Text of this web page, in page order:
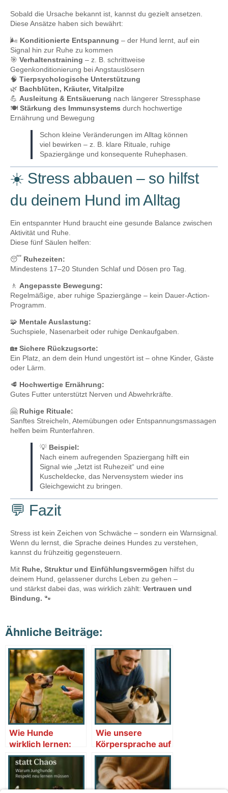
Sobald die Ursache bekannt ist, kannst du gezielt ansetzen.
Diese Ansätze haben sich bewährt:
🌬️ Konditionierte Entspannung – der Hund lernt, auf ein
Signal hin zur Ruhe zu kommen
🎯 Verhaltenstraining – z. B. schrittweise
Gegenkonditionierung bei Angstauslösern
🧠 Tierpsychologische Unterstützung
🌿 Bachblüten, Kräuter, Vitalpilze
💪 Ausleitung & Entsäuerung nach längerer Stressphase
🍽️ Stärkung des Immunsystems durch hochwertige
Ernährung und Bewegung
Schon kleine Veränderungen im Alltag können
viel bewirken – z. B. klare Rituale, ruhige
Spaziergänge und konsequente Ruhephasen.
☀️ Stress abbauen – so hilfst
du deinem Hund im Alltag
Ein entspannter Hund braucht eine gesunde Balance zwischen
Aktivität und Ruhe.
Diese fünf Säulen helfen:
😴 Ruhezeiten:
Mindestens 17–20 Stunden Schlaf und Dösen pro Tag.
🚶 Angepasste Bewegung:
Regelmäßige, aber ruhige Spaziergänge – kein Dauer-Action-
Programm.
🧩 Mentale Auslastung:
Suchspiele, Nasenarbeit oder ruhige Denkaufgaben.
🏡 Sichere Rückzugsorte:
Ein Platz, an dem dein Hund ungestört ist – ohne Kinder, Gäste
oder Lärm.
🥩 Hochwertige Ernährung:
Gutes Futter unterstützt Nerven und Abwehrkräfte.
🤗 Ruhige Rituale:
Sanftes Streicheln, Atemübungen oder Entspannungsmassagen
helfen beim Runterfahren.
💡 Beispiel:
Nach einem aufregenden Spaziergang hilft ein
Signal wie „Jetzt ist Ruhezeit“ und eine
Kuscheldecke, das Nervensystem wieder ins
Gleichgewicht zu bringen.
💬 Fazit
Stress ist kein Zeichen von Schwäche – sondern ein Warnsignal.
Wenn du lernst, die Sprache deines Hundes zu verstehen,
kannst du frühzeitig gegensteuern.
Mit Ruhe, Struktur und Einfühlungsvermögen hilfst du
deinem Hund, gelassener durchs Leben zu gehen –
und stärkst dabei das, was wirklich zählt: Vertrauen und
Bindung. 🐾
Ähnliche Beiträge:
Wie Hunde
wirklich lernen:
Gehirn, Gefühle,
Alltagstraining
Wie unsere
Körpersprache auf
Hunde wirkt –
unbewusste
Signale richtig
verstehen